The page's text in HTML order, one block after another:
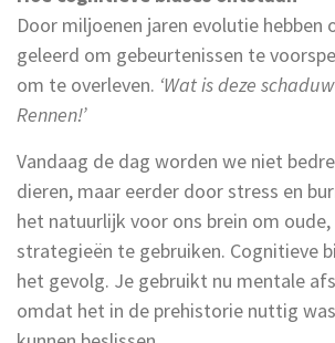
Door miljoenen jaren evolutie hebben
geleerd om gebeurtenissen te
om te overleven. ‘Wat is deze
Rennen!’
Vandaag de dag worden we niet
dieren, maar eerder door stress en
het natuurlijk voor ons brein om
strategieën te gebruiken. Cognitieve
het gevolg. Je gebruikt nu mentale
omdat het in de prehistorie nuttig